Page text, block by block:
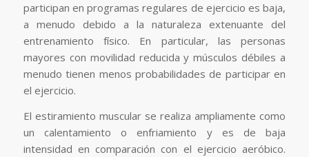
participan en programas regulares de ejercicio es baja,
a menudo debido a la naturaleza extenuante del
entrenamiento físico. En particular, las personas
mayores con movilidad reducida y músculos débiles a
menudo tienen menos probabilidades de participar en
el ejercicio.
El estiramiento muscular se realiza ampliamente como
un calentamiento o enfriamiento y es de baja
intensidad en comparación con el ejercicio aeróbico.